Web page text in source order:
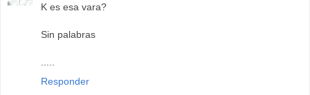
K es esa vara?
Sin palabras
.....
Responder